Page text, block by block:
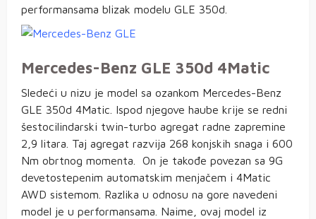
performansama blizak modelu GLE 350d.
Mercedes-Benz GLE 350d 4Matic
Sledeći u nizu je model sa ozankom Mercedes-Benz
GLE 350d 4Matic. Ispod njegove haube krije se redni
šestocilindarski twin-turbo agregat radne zapremine
2,9 litara. Taj agregat razvija 268 konjskih snaga i 600
Nm obrtnog momenta. On je takođe povezan sa 9G
devetostepenim automatskim menjačem i 4Matic
AWD sistemom. Razlika u odnosu na gore navedeni
model je u performansama. Naime, ovaj model iz